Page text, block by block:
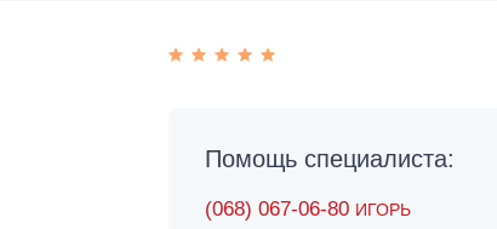
Помощь специалиста:
(068) 067-06-80 ИГОРЬ